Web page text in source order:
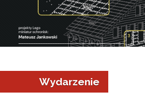
Wydarzenie